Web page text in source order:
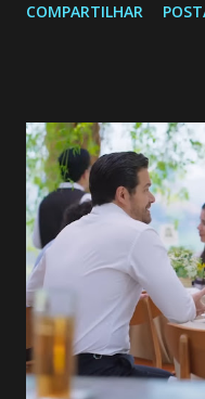
de 25/05/26 a 31/05/26
permanecer virgem até
ama, o que não é fácil,
se aprimorar,
ser a primeira mulher
universidade. Ela tem
muito madura para a
empática. Detesta
teimosa e muito
Durante um exame
COMPARTILHAR